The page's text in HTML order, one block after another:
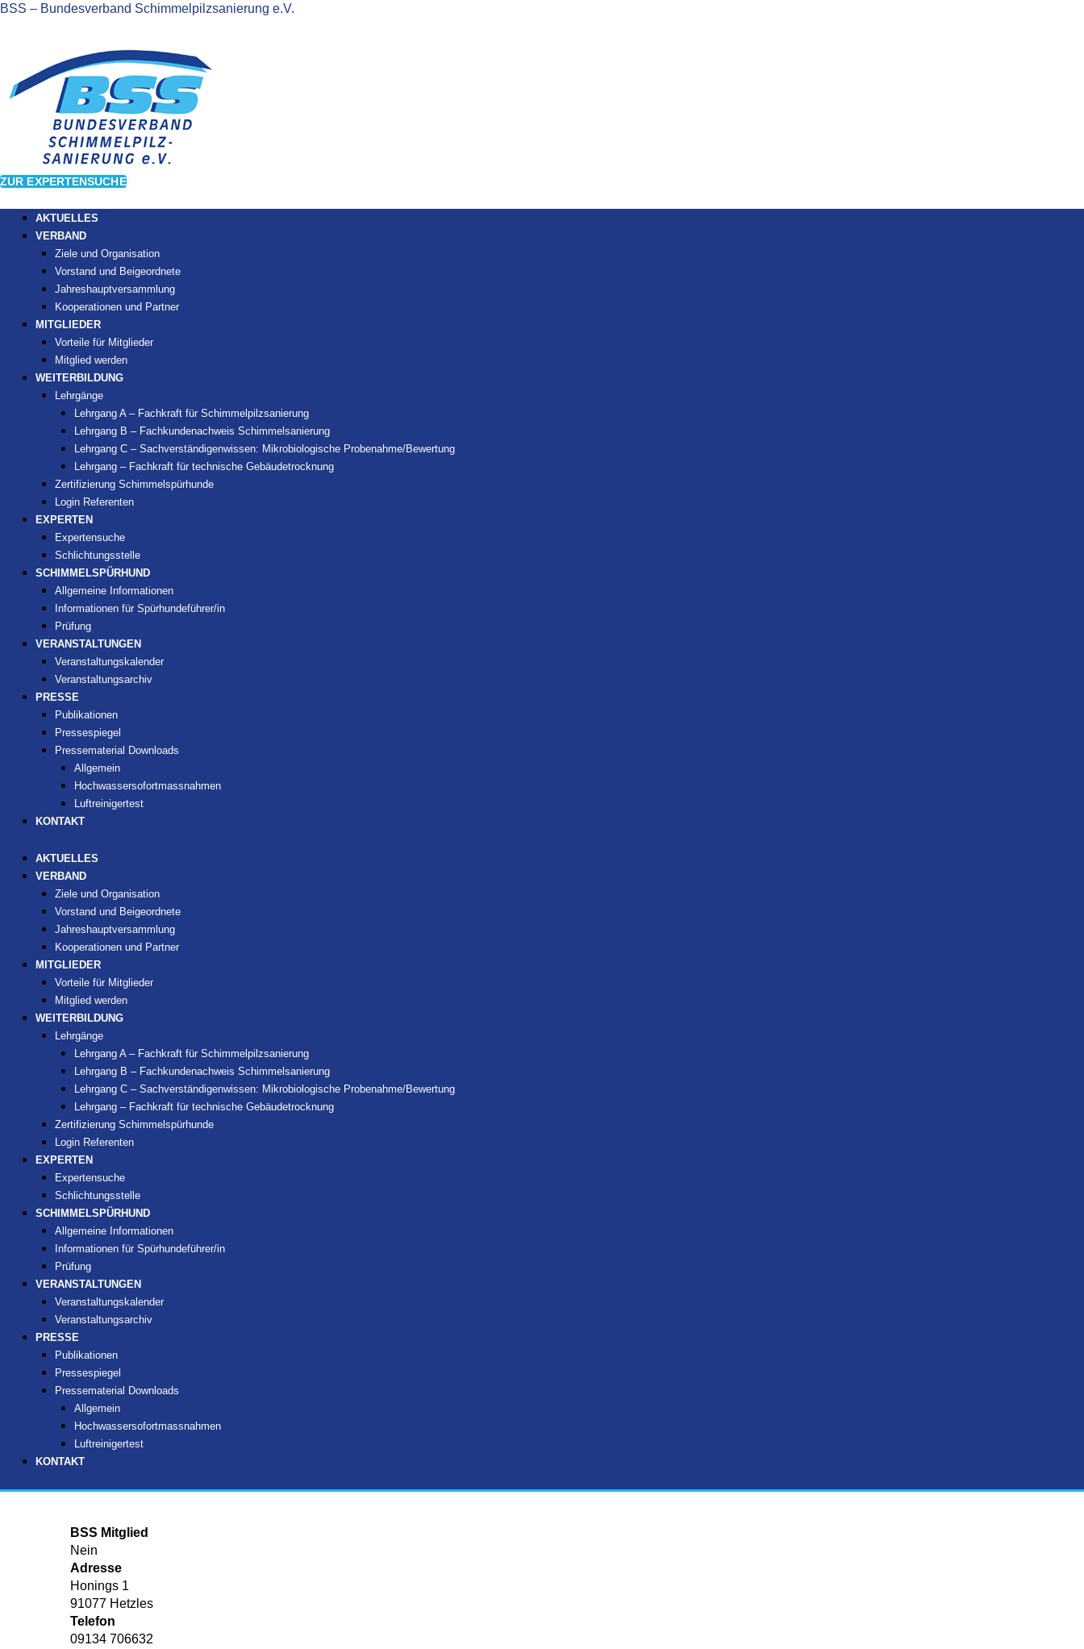
BSS – Bundesverband Schimmelpilzsanierung e.V.
ZUR EXPERTENSUCHE
AKTUELLES
VERBAND
Ziele und Organisation
Vorstand und Beigeordnete
Jahreshauptversammlung
Kooperationen und Partner
MITGLIEDER
Vorteile für Mitglieder
Mitglied werden
WEITERBILDUNG
Lehrgänge
Lehrgang A – Fachkraft für Schimmelpilzsanierung
Lehrgang B – Fachkundenachweis Schimmelsanierung
Lehrgang C – Sachverständigenwissen: Mikrobiologische Probenahme/Bewertung
Lehrgang – Fachkraft für technische Gebäudetrocknung
Zertifizierung Schimmelspürhunde
Login Referenten
EXPERTEN
Expertensuche
Schlichtungsstelle
SCHIMMELSPÜRHUND
Allgemeine Informationen
Informationen für Spürhundeführer/in
Prüfung
VERANSTALTUNGEN
Veranstaltungskalender
Veranstaltungsarchiv
PRESSE
Publikationen
Pressespiegel
Pressematerial Downloads
Allgemein
Hochwassersofortmassnahmen
Luftreinigertest
KONTAKT
AKTUELLES
VERBAND
Ziele und Organisation
Vorstand und Beigeordnete
Jahreshauptversammlung
Kooperationen und Partner
MITGLIEDER
Vorteile für Mitglieder
Mitglied werden
WEITERBILDUNG
Lehrgänge
Lehrgang A – Fachkraft für Schimmelpilzsanierung
Lehrgang B – Fachkundenachweis Schimmelsanierung
Lehrgang C – Sachverständigenwissen: Mikrobiologische Probenahme/Bewertung
Lehrgang – Fachkraft für technische Gebäudetrocknung
Zertifizierung Schimmelspürhunde
Login Referenten
EXPERTEN
Expertensuche
Schlichtungsstelle
SCHIMMELSPÜRHUND
Allgemeine Informationen
Informationen für Spürhundeführer/in
Prüfung
VERANSTALTUNGEN
Veranstaltungskalender
Veranstaltungsarchiv
PRESSE
Publikationen
Pressespiegel
Pressematerial Downloads
Allgemein
Hochwassersofortmassnahmen
Luftreinigertest
KONTAKT
BSS Mitglied
Nein
Adresse
Honings 1
91077 Hetzles
Telefon
09134 706632